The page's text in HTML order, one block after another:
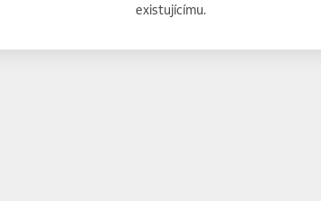
existujícímu.